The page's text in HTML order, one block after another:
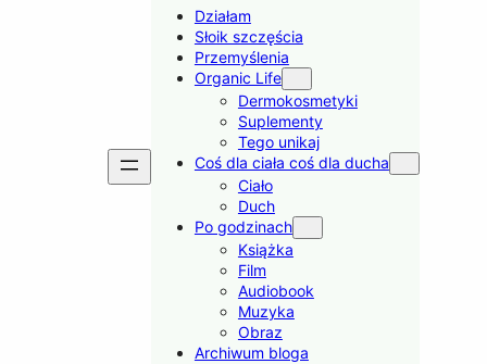
Działam
Słoik szczęścia
Przemyślenia
Organic Life
Dermokosmetyki
Suplementy
Tego unikaj
Coś dla ciała coś dla ducha
Ciało
Duch
Po godzinach
Książka
Film
Audiobook
Muzyka
Obraz
Archiwum bloga